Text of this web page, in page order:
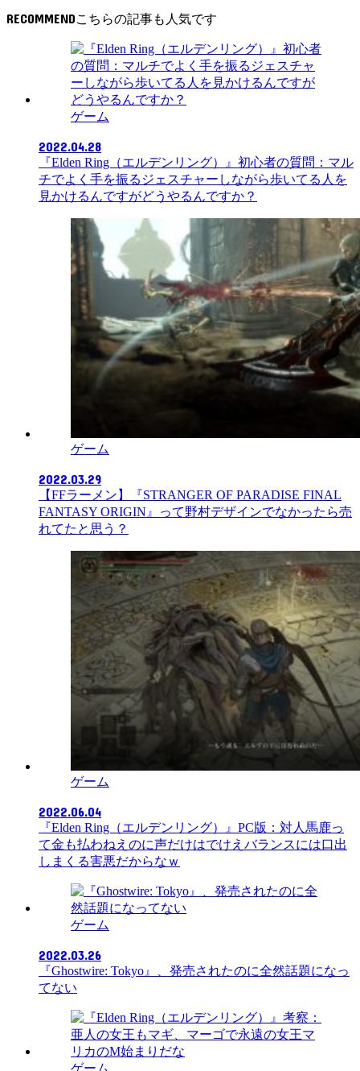
RECOMMEND
ゲーム
2022.04.28
『Elden Ring（エルデンリング）』初心者の質問：マル
チでよく手を振るジェスチャーしながら歩いてる人を
見かけるんですがどうやるんですか？
ゲーム
2022.03.29
【FFラーメン】『STRANGER OF PARADISE FINAL
FANTASY ORIGIN』って野村デザインでなかったら売
れてたと思う？
ゲーム
2022.06.04
『Elden Ring（エルデンリング）』PC版：対人馬鹿っ
て金も払わねえのに声だけはでけえバランスには口出
しまくる害悪だからなｗ
ゲーム
2022.03.26
『Ghostwire: Tokyo』、発売されたのに全然話題になっ
てない